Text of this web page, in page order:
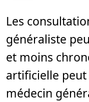
s
d
l
e
t
r
e
6
Les
généraliste
et moins
artificielle
médecin